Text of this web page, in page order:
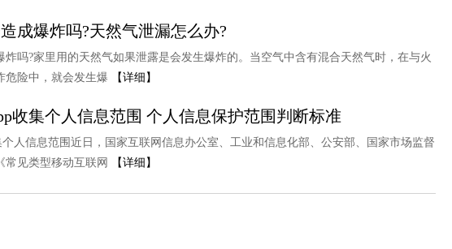
成爆炸吗?天然气泄漏怎么办?
炸吗?家里用的天然气如果泄露是会发生爆炸的。当空气中含有混合天然气时，在与火
危险中，就会发生爆
【详细】
收集个人信息范围 个人信息保护范围判断标准
个人信息范围近日，国家互联网信息办公室、工业和信息化部、公安部、国家市场监督
常见类型移动互联网
【详细】